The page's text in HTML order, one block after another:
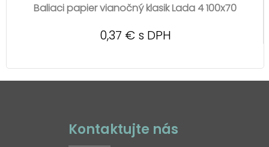
Baliaci papier vianočný klasik Lada 4 100x70
0,37 € s DPH
Kontaktujte nás